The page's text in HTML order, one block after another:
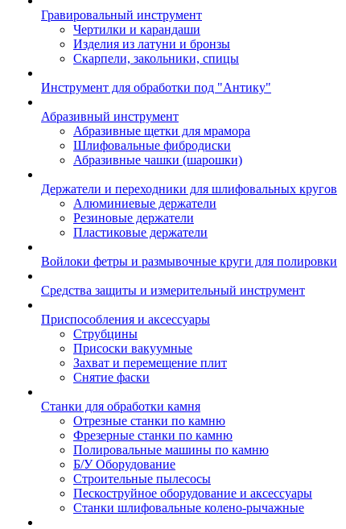
Гравировальный инструмент
Чертилки и карандаши
Изделия из латуни и бронзы
Скарпели, закольники, спицы
Инструмент для обработки под "Антику"
Абразивный инструмент
Абразивные щетки для мрамора
Шлифовальные фибродиски
Абразивные чашки (шарошки)
Держатели и переходники для шлифовальных кругов
Алюминиевые держатели
Резиновые держатели
Пластиковые держатели
Войлоки фетры и размывочные круги для полировки
Средства защиты и измерительный инструмент
Приспособления и аксессуары
Струбцины
Присоски вакуумные
Захват и перемещение плит
Снятие фаски
Станки для обработки камня
Отрезные станки по камню
Фрезерные станки по камню
Полировальные машины по камню
Б/У Оборудование
Строительные пылесосы
Пескоструйное оборудование и аксессуары
Станки шлифовальные колено-рычажные